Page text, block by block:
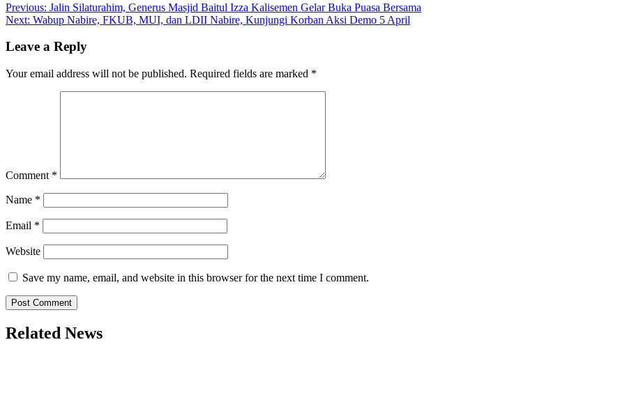
Previous: Jalin Silaturahim, Generus Masjid Baitul Izza Kalisemen Gelar Buka Puasa Bersama
Next: Wabup Nabire, FKUB, MUI, dan LDII Nabire, Kunjungi Korban Aksi Demo 5 April
Leave a Reply
Your email address will not be published. Required fields are marked *
Comment *
Name *
Email *
Website
Save my name, email, and website in this browser for the next time I comment.
Related News